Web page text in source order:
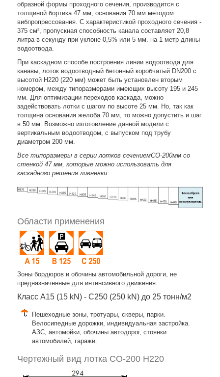
образной формы проходного сечения, производится с
толщиной бортика 47 мм, основания 70 мм методом
вибпропрессования. С характеристикой проходного сечения -
375 см², пропускная способность канала составляет 20,8
литра в секунду при уклоне 0,5% или 5 мм. на 1 метр длины
водоотвода.
При каскадном способе построения линии водоотвода для
канавы, лоток водоотводный бетонный коробчатый DN200 с
высотой Н220 (220 мм) может быть установлен вторым
номером, между типоразмерами имеющих высоту 195 и 245
мм. Для оптимизации переходов каскада, можно
задействовать лотки с шагом по высоте 25 мм. Но, так как
толщина основания желоба 70 мм, то можно допустить и шаг
в 50 мм. Возможно изготовление данной модели с
вертикальным водоотводом, с выпуском под трубу
диаметром 200 мм.
Все типоразмеры в серии лотков сечениемСО-200мм со
стенкой 47 мм, которые можно использовать для
каскадного решения ливневки:
Области применения
Зоны бордюров и обочины автомобильной дороги, не
предназначенные для интенсивного движения:
Класс A15 (15 kN) - C250 (250 kN) до 25 тонн/м2
Пешеходные зоны, тротуары, скверы, парки.
Велосипедные дорожки, индивидуальная застройка.
АЗС, автомойки, обочины автодорог, стоянки
автомобилей, гаражи.
Чертежный вид лотка СО-200 H220